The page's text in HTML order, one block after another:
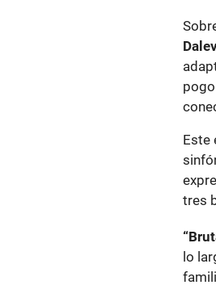
Este
tres
lo